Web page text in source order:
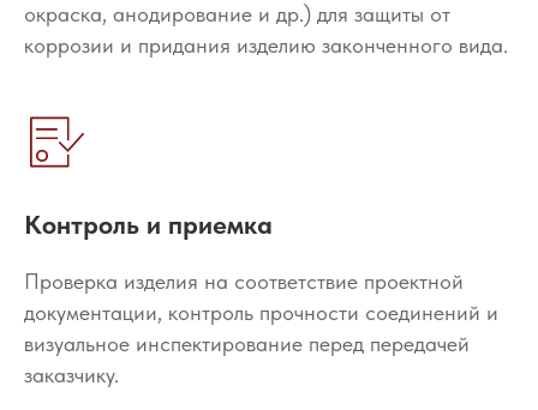
окраска, анодирование и др.) для защиты от
коррозии и придания изделию законченного вида.
Контроль и приемка
Проверка изделия на соответствие проектной
документации, контроль прочности соединений и
визуальное инспектирование перед передачей
заказчику.